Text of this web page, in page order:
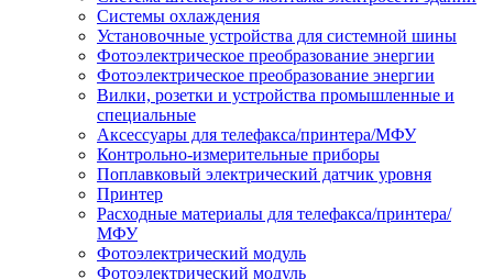
Системы охлаждения
Установочные устройства для системной шины
Фотоэлектрическое преобразование энергии
Фотоэлектрическое преобразование энергии
Вилки, розетки и устройства промышленные и
специальные
Аксессуары для телефакса/принтера/МФУ
Контрольно-измерительные приборы
Поплавковый электрический датчик уровня
Принтер
Расходные материалы для телефакса/принтера/
МФУ
Фотоэлектрический модуль
Фотоэлектрический модуль